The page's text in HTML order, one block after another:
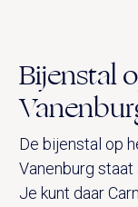
Bijenstal
De bijenstal op
Vanenburg staat
Je kunt daar